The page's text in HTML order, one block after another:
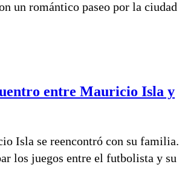
un romántico paseo por la ciudad
entre Mauricio Isla y
Isla se reencontró con su familia.
los juegos entre el futbolista y su